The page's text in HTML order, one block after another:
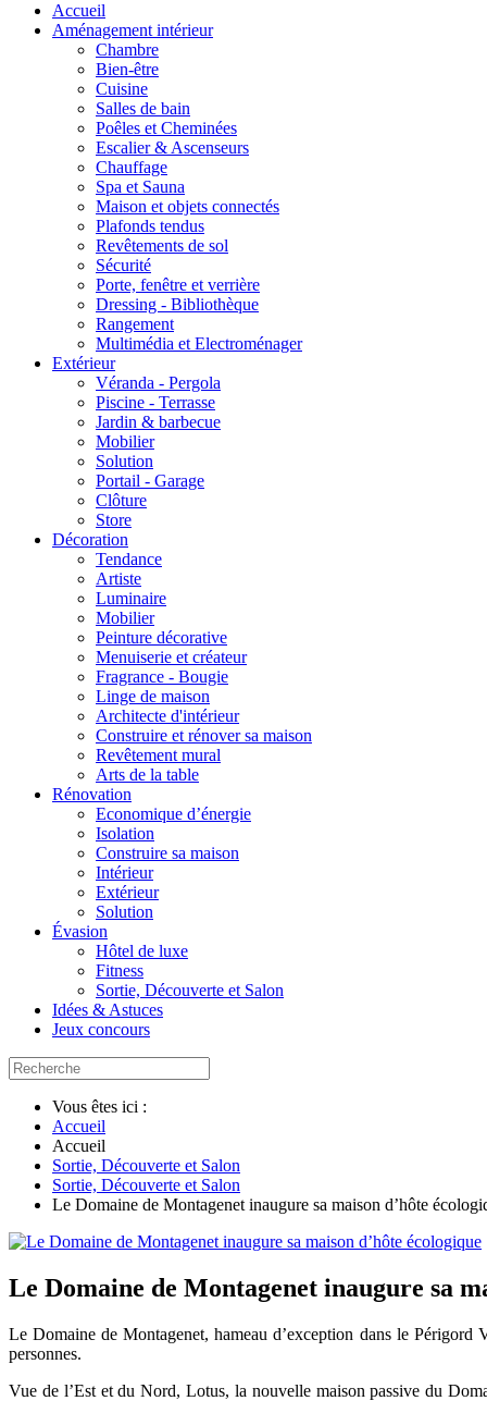
Accueil
Aménagement intérieur
Chambre
Bien-être
Cuisine
Salles de bain
Poêles et Cheminées
Escalier & Ascenseurs
Chauffage
Spa et Sauna
Maison et objets connectés
Plafonds tendus
Revêtements de sol
Sécurité
Porte, fenêtre et verrière
Dressing - Bibliothèque
Rangement
Multimédia et Electroménager
Extérieur
Véranda - Pergola
Piscine - Terrasse
Jardin & barbecue
Mobilier
Solution
Portail - Garage
Clôture
Store
Décoration
Tendance
Artiste
Luminaire
Mobilier
Peinture décorative
Menuiserie et créateur
Fragrance - Bougie
Linge de maison
Architecte d'intérieur
Construire et rénover sa maison
Revêtement mural
Arts de la table
Rénovation
Economique d’énergie
Isolation
Construire sa maison
Intérieur
Extérieur
Solution
Évasion
Hôtel de luxe
Fitness
Sortie, Découverte et Salon
Idées & Astuces
Jeux concours
Vous êtes ici :
Accueil
Accueil
Sortie, Découverte et Salon
Sortie, Découverte et Salon
Le Domaine de Montagenet inaugure sa maison d’hôte
Le Domaine de Montagenet inaugure sa
Le Domaine de Montagenet, hameau d’exception dans le Périgord
personnes.
Vue de l’Est et du Nord, Lotus, la nouvelle maison passive du